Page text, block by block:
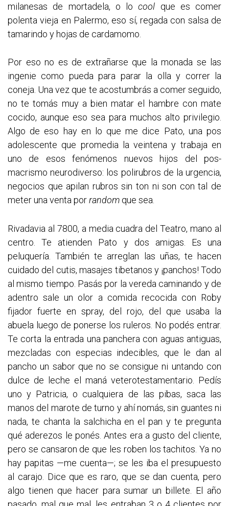
milanesas de mortadela, o locool que es comer
polenta vieja en Palermo, eso sí, regada con salsa de
tamarindo y hojas de cardamomo.
Por eso no es de extrañarse que la monada se las
ingenie como pueda para parar la olla y correr la
coneja. Una vez que te acostumbrás a comer seguido,
no te tomás muy a bien matar el hambre con mate
cocido, aunque eso sea para muchos alto privilegio.
Algo de eso hay en lo que me dice Pato, una pos
adolescente que promedia la veintena y trabaja en
uno de esos fenómenos nuevos hijos del pos-
macrismo neurodiverso: los polirubros de la urgencia,
negocios que apilan rubros sin ton ni son con tal de
meter una venta porrandom que sea.
Rivadavia al 7800, a media cuadra del Teatro, mano al
centro. Te atienden Pato y dos amigas. Es una
peluquería. También te arreglan las uñas, te hacen
cuidado del cutis, masajes tibetanos y ¡panchos! Todo
al mismo tiempo. Pasás por la vereda caminando y de
adentro sale un olor a comida recocida con Roby
fijador fuerte en spray, del rojo, del que usaba la
abuela luego de ponerse los ruleros. No podés entrar.
Te corta la entrada una panchera con aguas antiguas,
mezcladas con especias indecibles, que le dan al
pancho un sabor que no se consigue ni untando con
dulce de leche el maná veterotestamentario. Pedís
uno y Patricia, o cualquiera de las pibas, saca las
manos del marote de turno y ahí nomás, sin guantes ni
nada, te chanta la salchicha en el pan y te pregunta
qué aderezos le ponés. Antes era a gusto del cliente,
pero se cansaron de que les roben los tachitos. Ya no
hay papitas —me cuenta—; se les iba el presupuesto
al carajo. Dice que es raro, que se dan cuenta, pero
algo tienen que hacer para sumar un billete. El año